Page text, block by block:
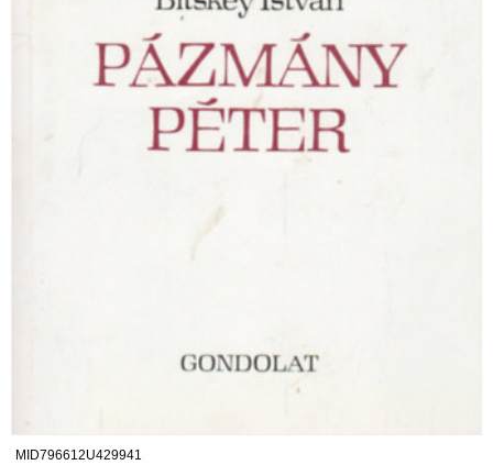
MID796612U429941